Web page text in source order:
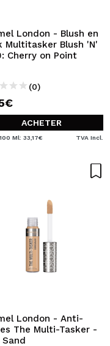
vous pourrez
l'état de vos
précédentes.
London - Blush en
Multitasker Blush 'N'
Cherry on Point
(0)
ACHETER
Ml: 33,17€ TVA Incl.
London - Anti-
The Multi-Tasker -
Sand